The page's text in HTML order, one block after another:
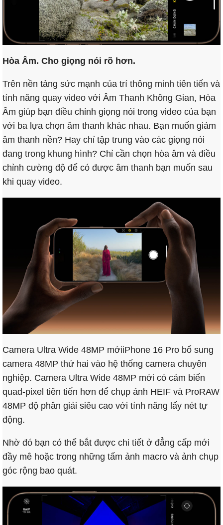
Hòa Âm. Cho giọng nói rõ hơn.
Trên nền tảng sức mạnh của trí thông minh tiên tiến và
tính năng quay video với Âm Thanh Không Gian, Hòa
Âm giúp bạn điều chỉnh giọng nói trong video của bạn
với ba lựa chọn âm thanh khác nhau. Bạn muốn giảm
âm thanh nền? Hay chỉ tập trung vào các giọng nói
đang trong khung hình? Chỉ cần chọn hòa âm và điều
chỉnh cường độ để có được âm thanh bạn muốn sau
khi quay video.
Camera Ultra Wide 48MP mớiiPhone 16 Pro bổ sung
camera 48MP thứ hai vào hệ thống camera chuyên
nghiệp. Camera Ultra Wide 48MP mới có cảm biến
quad-pixel tiên tiến hơn để chụp ảnh HEIF và ProRAW
48MP độ phân giải siêu cao với tính năng lấy nét tự
động.
Nhờ đó bạn có thể bắt được chi tiết ở đẳng cấp mới
đầy mê hoặc trong những tấm ảnh macro và ảnh chụp
góc rộng bao quát.